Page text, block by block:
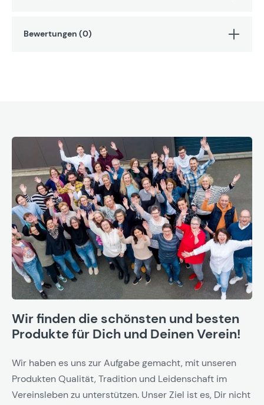
Bewertungen (0)
Wir finden die schönsten und besten
Produkte für Dich und Deinen Verein!
Wir haben es uns zur Aufgabe gemacht, mit unseren
Produkten Qualität, Tradition und Leidenschaft im
Vereinsleben zu unterstützen. Unser Ziel ist es, Dir nicht